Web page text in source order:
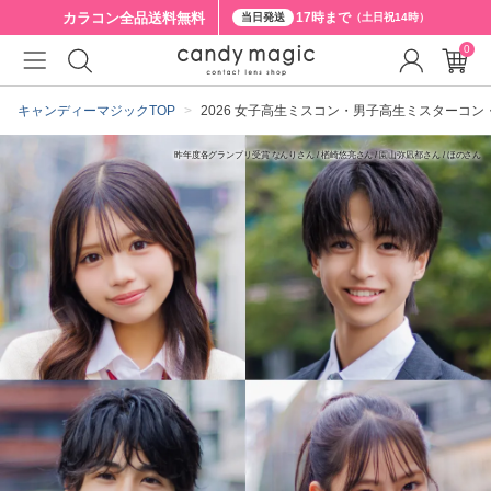
カラコン全品送料無料 当日発送 17時まで（土日祝14時）
キャンディーマジックTOP 2026 女子高生ミスコン・男子高生ミスターコ
昨年度各グランプリ受賞 なんりさん / 楢崎悠亮さん / 園山弥凪都さん / ほのさん
0